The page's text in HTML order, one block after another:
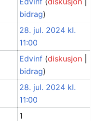
bidrag)
28. jul. 2024 kl.
11:00
Edvinf (diskusjon
bidrag)
28. jul. 2024 kl.
11:00
1